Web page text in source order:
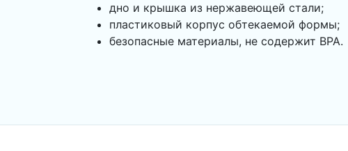
дно и крышка из нержавеющей стали;
пластиковый корпус обтекаемой формы;
безопасные материалы, не содержит BPA.